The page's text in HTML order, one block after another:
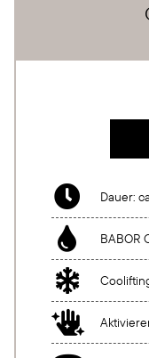
 Dauer:
 BABOR

